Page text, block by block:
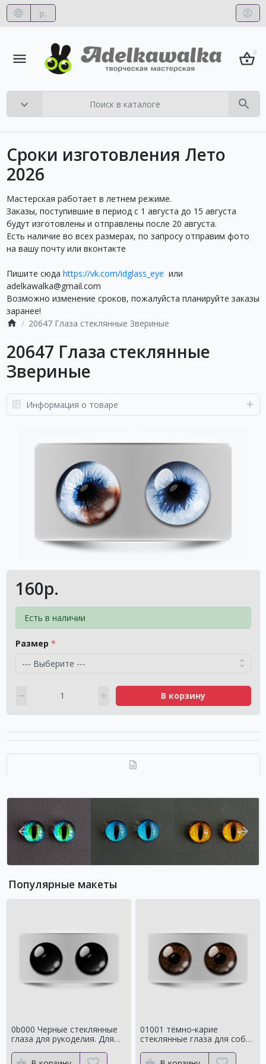
р.
0
Сроки изготовления Лето
2026
Мастерская работает в летнем режиме.
Заказы, поступившие в период с 1 августа до 15 августа
будут изготовлены и отправлены после 20 августа.
Есть наличие во всех размерах, по запросу отправим фото
на вашу почту или вконтакте
Пишите сюда https://vk.com/idglass_eye или
adelkawalka@gmail.com
Возможно изменение сроков, пожалуйста планируйте заказы
заранее!
20647 Глаза стеклянные Звериные
20647 Глаза стеклянные
Звериные
Информация о товаре
160р.
Есть в наличии
Размер
В корзину
Популярные макеты
0b000 Черные стеклянные
глаза для рукоделия. Для
01001 тёмно‑карие
стеклянные глаза для собак
цвет